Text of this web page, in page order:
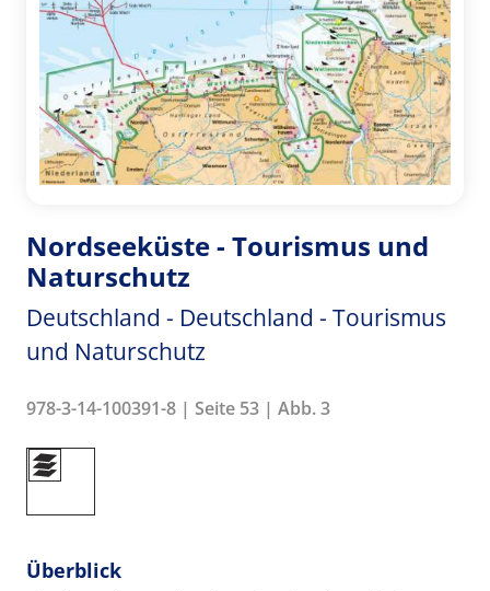
Nordseeküste - Tourismus und
Naturschutz
Deutschland - Deutschland - Tourismus
und Naturschutz
978-3-14-100391-8 | Seite 53 | Abb. 3
Überblick